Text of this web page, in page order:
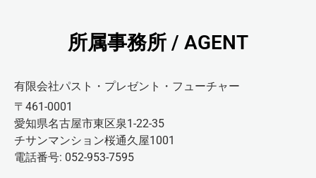
所属事務所 / AGENT
有限会社パスト・プレゼント・フューチャー
〒461-0001
愛知県名古屋市東区泉1-22-35
チサンマンション桜通久屋1001
電話番号: 052-953-7595